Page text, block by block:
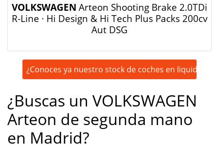
VOLKSWAGEN Arteon Shooting Brake 2.0TDi
R-Line · Hi Design & Hi Tech Plus Packs 200cv
Aut DSG
¿Conoces ya nuestro stock de coches en
¿Buscas un VOLKSWAGEN
Arteon de segunda mano
en Madrid?